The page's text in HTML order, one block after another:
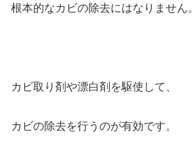
根本的なカビの除去にはなりません。
カビ取り剤や漂白剤を駆使して、
カビの除去を行うのが有効です。